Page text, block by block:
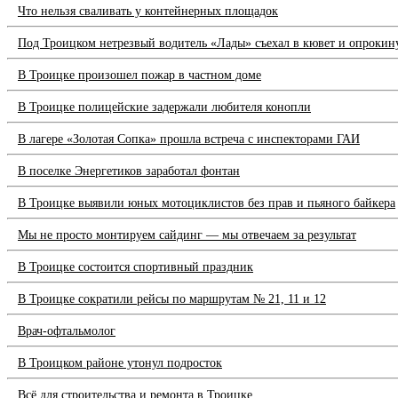
Что нельзя сваливать у контейнерных площадок
Под Троицком нетрезвый водитель «Лады» съехал в кювет и
В Троицке произошел пожар в частном доме
В Троицке полицейские задержали любителя конопли
В лагере «Золотая Сопка» прошла встреча с инспекторами ГАИ
В поселке Энергетиков заработал фонтан
В Троицке выявили юных мотоциклистов без прав и пьяного байкера
Мы не просто монтируем сайдинг — мы отвечаем за результат
В Троицке состоится спортивный праздник
В Троицке сократили рейсы по маршрутам № 21, 11 и 12
Врач-офтальмолог
В Троицком районе утонул подросток
Всё для строительства и ремонта в Троицке